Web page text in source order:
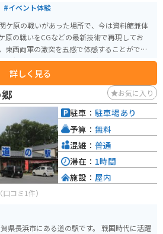
#イベント体験
ケ原の戦いがあった場所で、今は資料館兼体
原の戦いをCGなどの最新技術で再現してお
東西両軍の激突を五感で体感することができ
況をリアルに感じることができます。 CGは
は予約していくことをオススメします。開館
は16:30まで）で、毎週月曜日が休館日です
日となります。戦国時代に興味がある人にと
。
詳しく見る
お気に入り
（口コミ1件）
にある道の駅です。 戦国時代に活躍
駐車： 駐車場あり
予算： 無料
混雑： 普通
滞在： 1時間
施設： 屋内